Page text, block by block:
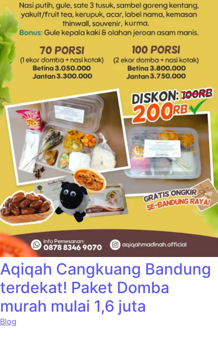
Aqiqah Cangkuang Bandung
terdekat! Paket Domba
murah mulai 1,6 juta
Blog